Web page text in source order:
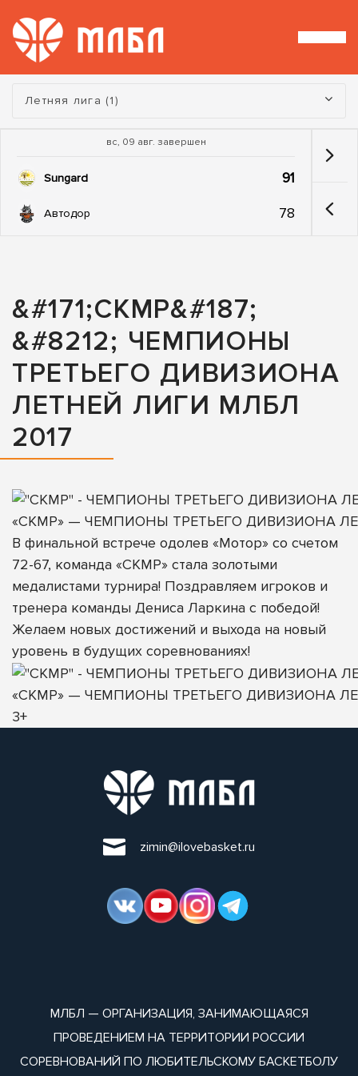
Турнир:
Летняя лига (1)
вс, 09 авг. завершен
Sungard 91
Автодор 78
&#171;СКМР&#187;
&#8212; ЧЕМПИОНЫ
ТРЕТЬЕГО ДИВИЗИОНА
ЛЕТНЕЙ ЛИГИ МЛБЛ
2017
«СКМР» — ЧЕМПИОНЫ ТРЕТЬЕГО ДИВИЗИОНА
В финальной встрече одолев «Мотор» со счетом
72-67, команда «СКМР» стала золотыми
медалистами турнира! Поздравляем игроков и
тренера команды Дениса Ларкина с победой!
Желаем новых достижений и выхода на новый
уровень в будущих соревнованиях!
«СКМР» — ЧЕМПИОНЫ ТРЕТЬЕГО ДИВИЗИОНА
3+
zimin@ilovebasket.ru
МЛБЛ — ОРГАНИЗАЦИЯ, ЗАНИМАЮЩАЯСЯ
ПРОВЕДЕНИЕМ НА ТЕРРИТОРИИ РОССИИ
СОРЕВНОВАНИЙ ПО ЛЮБИТЕЛЬСКОМУ БАСКЕТБОЛУ